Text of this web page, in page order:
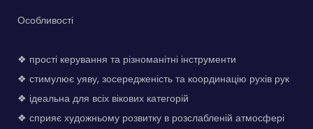
Особливості
❖ прості керування та різноманітні інструменти
❖ стимулює уяву, зосередженість та координацію рухів рук
❖ ідеальна для всіх вікових категорій
❖ сприяє художньому розвитку в розслабленій атмосфері